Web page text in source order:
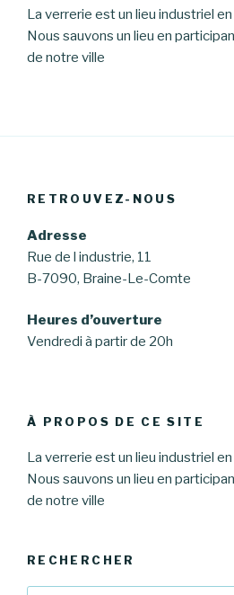
La verrerie est un lieu industriel
Nous sauvons un lieu en
de notre ville
RETROUVEZ-NOUS
Adresse
Rue de l industrie, 11
B-7090, Braine-Le-Comte
Heures d’ouverture
Vendredi à partir de 20h
À PROPOS DE CE SITE
La verrerie est un lieu industriel
Nous sauvons un lieu en
de notre ville
RECHERCHER